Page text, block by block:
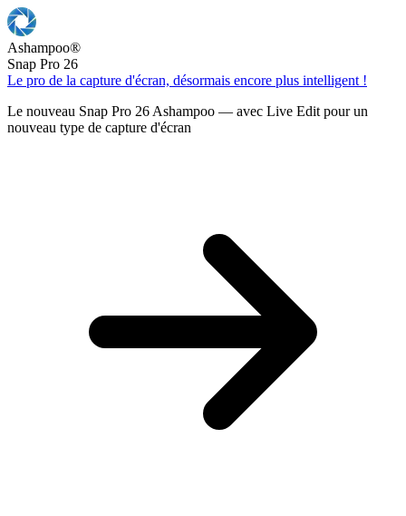
Ashampoo®
Snap Pro 26
Le pro de la capture d'écran, désormais encore plus intelligent !
Le nouveau Snap Pro 26 Ashampoo — avec Live Edit pour un
nouveau type de capture d'écran